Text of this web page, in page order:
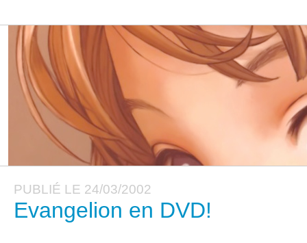
PUBLIÉ LE 24/03/2002
Evangelion en DVD!